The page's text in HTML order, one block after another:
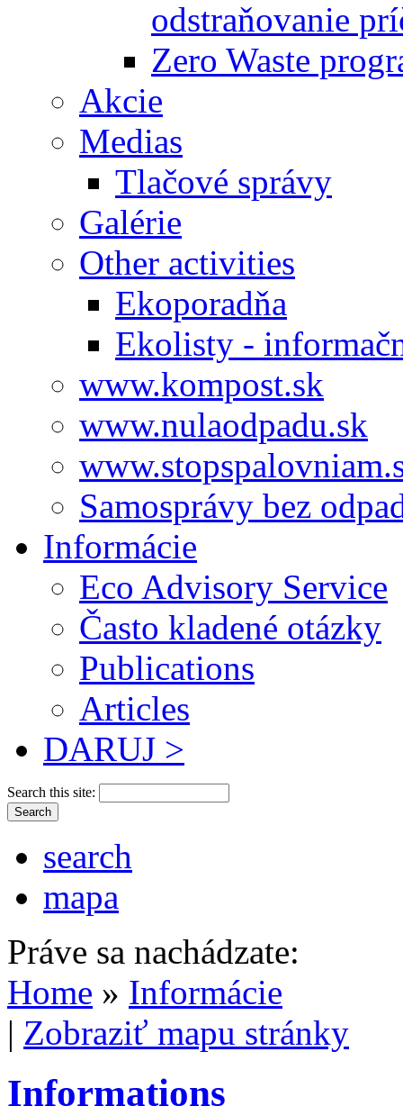
odstraňovanie
Zero Waste
Akcie
Medias
Tlačové správy
Galérie
Other activities
Ekoporadňa
Ekolisty -
www.kompost.sk
www.nulaodpadu.sk
Samosprávy bez
Informácie
Eco Advisory Service
Často kladené otázky
Publications
Articles
DARUJ >
Search this site:
search
mapa
Práve sa nachádzate:
Home » Informácie
| Zobraziť mapu stránky
Informations